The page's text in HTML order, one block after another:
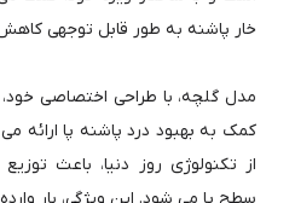
خار پاشنه به طور قابل توجهی کاهش
مدل گلچه، با طراحی اختصاصی خود،
کمک به بهبود درد پاشنه پا ارائه می
از تکنولوژی روز دنیا، باعث توزیع